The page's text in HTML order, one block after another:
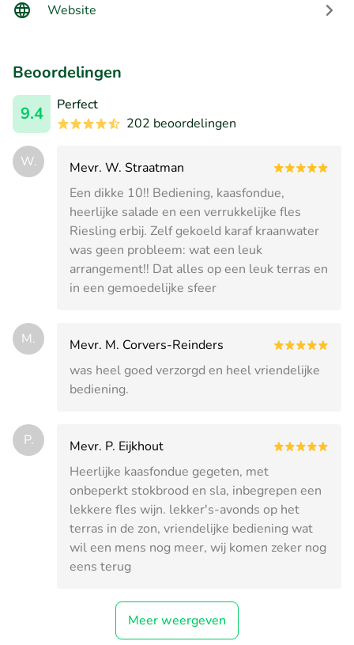
Website
Beoordelingen
9.4
Perfect
202 beoordelingen
W.
Mevr. W. Straatman
Een dikke 10!! Bediening, kaasfondue,
heerlijke salade en een verrukkelijke fles
Riesling erbij. Zelf gekoeld karaf kraanwater
was geen probleem: wat een leuk
arrangement!! Dat alles op een leuk terras en
in een gemoedelijke sfeer
M.
Mevr. M. Corvers-Reinders
was heel goed verzorgd en heel vriendelijke
bediening.
P.
Mevr. P. Eijkhout
Heerlijke kaasfondue gegeten, met
onbeperkt stokbrood en sla, inbegrepen een
lekkere fles wijn. lekker's-avonds op het
terras in de zon, vriendelijke bediening wat
wil een mens nog meer, wij komen zeker nog
eens terug
Meer weergeven